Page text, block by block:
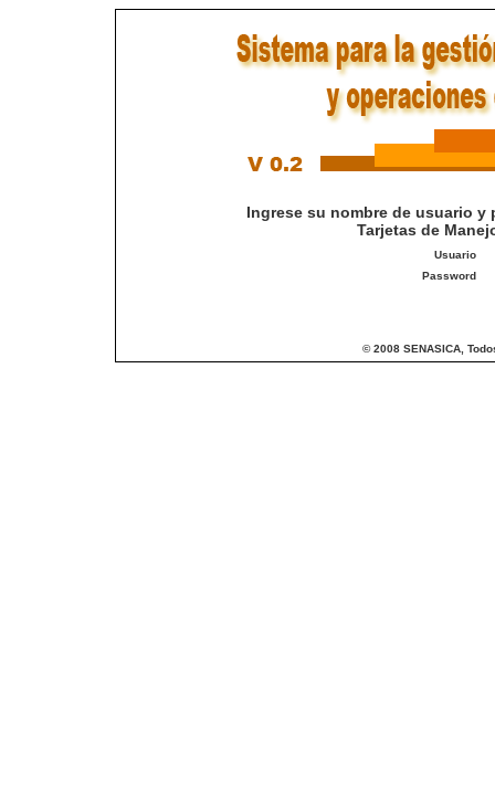
Ingrese su nombre de usuario y
Tarjetas de
Usuario
Password
© 2008 SENASICA,